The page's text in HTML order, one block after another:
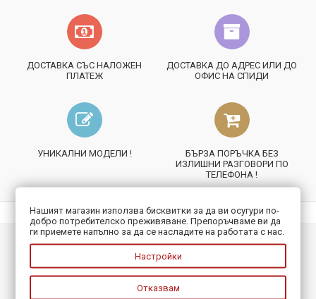
ДОСТАВКА СЪС НАЛОЖЕН
ПЛАТЕЖ
ДОСТАВКА ДО АДРЕС ИЛИ ДО
ОФИС НА СПИДИ
УНИКАЛНИ МОДЕЛИ !
БЪРЗА ПОРЪЧКА БЕЗ
ИЗЛИШНИ РАЗГОВОРИ ПО
ТЕЛЕФОНА !
ИНФОРМАЦИЯ
ПОЛЕЗНО
Нашият магазин използва бисквитки за да ви осугури по-
добро потребителско преживяване. Препоръчваме ви да
ги приемете напълно за да се насладите на работата с нас.
Настройки
Отказвам